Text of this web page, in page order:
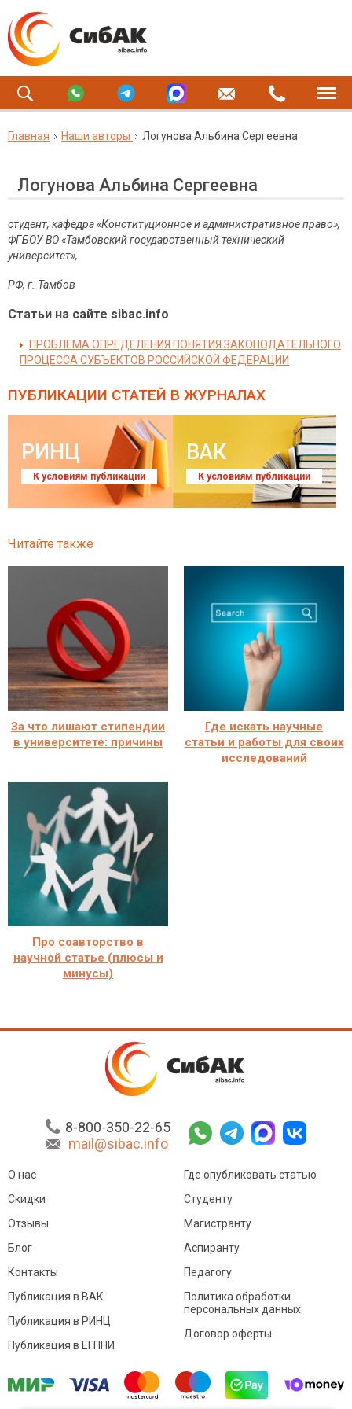
Главная Наши авторы Логунова Альбина Сергеевна
Логунова Альбина Сергеевна
студент, кафедра «Конституционное и административное право»,
ФГБОУ ВО «Тамбовский государственный технический
университет»,
РФ, г. Тамбов
Статьи на сайте sibac.info
ПРОБЛЕМА ОПРЕДЕЛЕНИЯ ПОНЯТИЯ ЗАКОНОДАТЕЛЬНОГО
ПРОЦЕССА СУБЪЕКТОВ РОССИЙСКОЙ ФЕДЕРАЦИИ
ПУБЛИКАЦИИ СТАТЕЙ В ЖУРНАЛАХ
РИНЦ
К условиям публикации
ВАК
К условиям публикации
Читайте также
За что лишают стипендии
в университете: причины
Где искать научные
статьи и работы для своих
исследований
Про соавторство в
научной статье (плюсы и
минусы)
8-800-350-22-65
mail@sibac.info
О нас
Скидки
Отзывы
Блог
Контакты
Где опубликовать статью
Студенту
Магистранту
Аспиранту
Педагогу
Публикация в ВАК
Публикация в РИНЦ
Публикация в ЕГПНИ
Политика обработки
персональных данных
Договор оферты